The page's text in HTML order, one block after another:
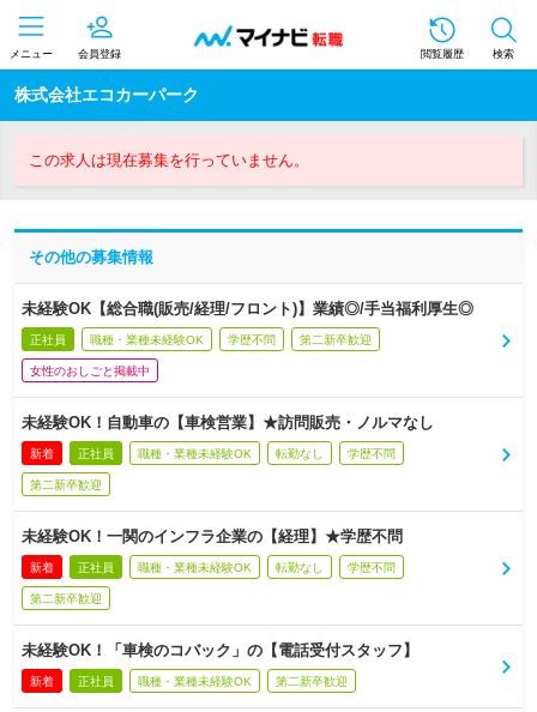
メニュー 会員登録 閲覧履歴 検索
株式会社エコカーパーク
この求人は現在募集を行っていません。
その他の募集情報
未経験OK【総合職(販売/経理/フロント)】業績◎/手当福利厚生◎
正社員 職種・業種未経験OK 学歴不問 第二新卒歓迎
女性のおしごと掲載中
未経験OK！自動車の【車検営業】★訪問販売・ノルマなし
新着 正社員 職種・業種未経験OK 転勤なし 学歴不問
第二新卒歓迎
未経験OK！一関のインフラ企業の【経理】★学歴不問
新着 正社員 職種・業種未経験OK 転勤なし 学歴不問
第二新卒歓迎
未経験OK！「車検のコバック」の【電話受付スタッフ】
新着 正社員 職種・業種未経験OK 第二新卒歓迎